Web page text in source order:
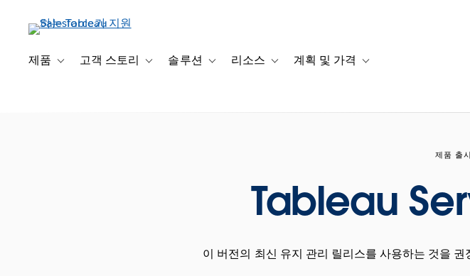
제품 Toggle sub-navigation for 제품
고객 스토리 Toggle sub-navigation for 고객 스토리
솔루션 Toggle sub-navigation for 솔루션
리소스 Toggle sub-navigation for 리소스
계획 및 가격 Toggle sub-navigation for
제품 출
Tableau
이 버전의 최신 유지 관리 릴리스를 사용하는 것을